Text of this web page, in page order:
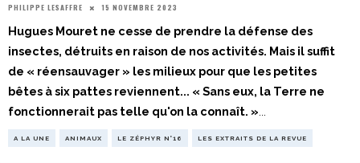
PHILIPPE LESAFFRE 15 NOVEMBRE 2023
Hugues Mouret ne cesse de prendre la défense des
insectes, détruits en raison de nos activités. Mais il suffit
de « réensauvager » les milieux pour que les petites
bêtes à six pattes reviennent... « Sans eux, la Terre ne
fonctionnerait pas telle qu'on la connaît. »
A LA UNE ANIMAUX LE ZÉPHYR N°16 LES EXTRAITS DE LA REVUE